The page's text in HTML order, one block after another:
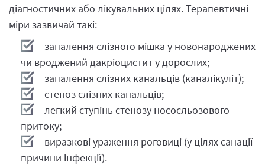
діагностичних або лікувальних цілях. Терапевтичні
міри зазвичай такі:
запалення слізного мішка у новонароджених
чи вроджений дакріоцистит у дорослих;
запалення слізних канальців (каналікуліт);
стеноз слізних канальців;
легкий ступінь стенозу нососльозового
притоку;
виразкові ураження роговиці (у цілях санації
причини інфекції).